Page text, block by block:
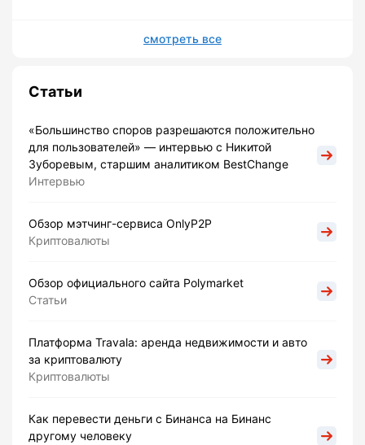
смотреть все
Статьи
«Большинство споров разрешаются положительно
для пользователей» — интервью с Никитой
Зуборевым, старшим аналитиком BestChange
Интервью
Обзор мэтчинг-сервиса OnlyP2P
Криптовалюты
Обзор официального сайта Polymarket
Статьи
Платформа Travala: аренда недвижимости и авто
за криптовалюту
Криптовалюты
Как перевести деньги с Бинанса на Бинанс
другому человеку